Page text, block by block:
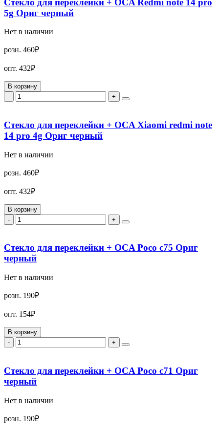
5g Ориг черный
Нет в наличии
розн. 460₽
опт. 432₽
В корзину
-
+
Стекло для переклейки + OCA Xiaomi redmi note
14 pro 4g Ориг черный
Нет в наличии
розн. 460₽
опт. 432₽
В корзину
-
+
Стекло для переклейки + OCA Poco c75 Ориг
черный
Нет в наличии
розн. 190₽
опт. 154₽
В корзину
-
+
Стекло для переклейки + OCA Poco c71 Ориг
черный
Нет в наличии
розн. 190₽